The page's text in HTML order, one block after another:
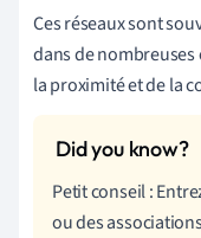
Ces réseaux sont
dans de
la proximité et de la
Petit conseil :
ou des